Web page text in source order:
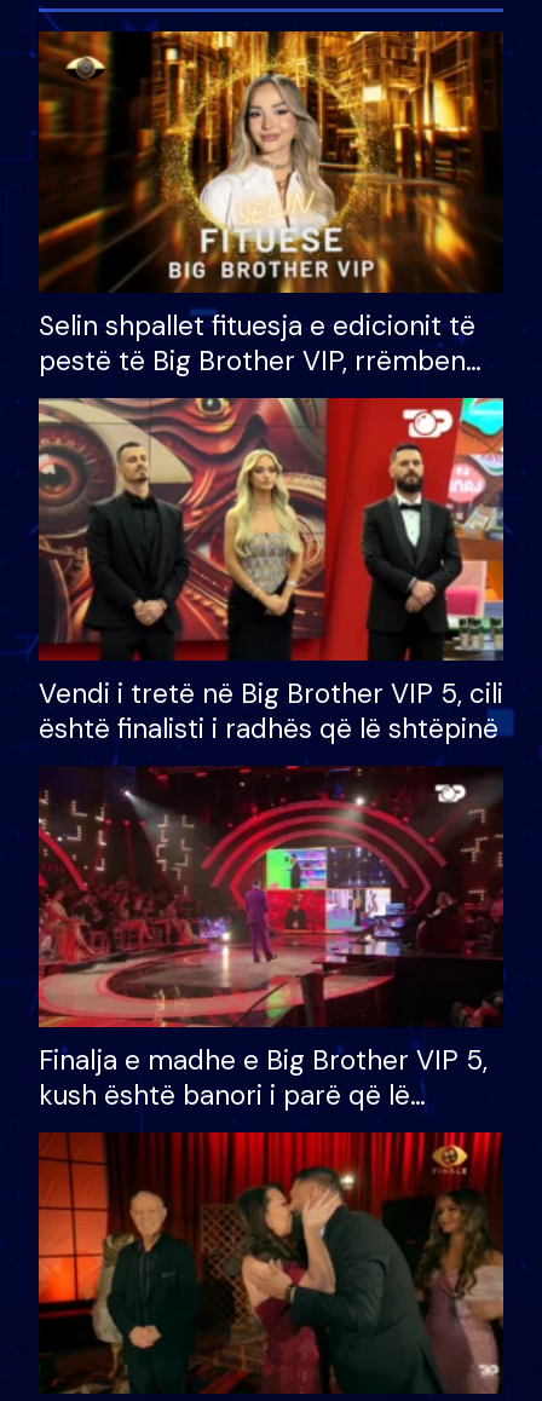
Selin shpallet fituesja e edicionit të
pestë të Big Brother VIP, rrëmben
çmimin e madh prej 100 mijë eurosh
Vendi i tretë në Big Brother VIP 5, cili
është finalisti i radhës që lë shtëpinë
Finalja e madhe e Big Brother VIP 5,
kush është banori i parë që lë
shtëpinë dhe humb mundësinë për
të fituar çmimin e madh